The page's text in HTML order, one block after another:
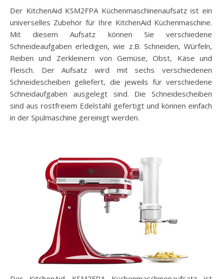
Der KitchenAid KSM2FPA Küchenmaschinenaufsatz ist ein
universelles Zubehör für Ihre KitchenAid Küchenmaschine.
Mit diesem Aufsatz können Sie verschiedene
Schneideaufgaben erledigen, wie z.B. Schneiden, Würfeln,
Reiben und Zerkleinern von Gemüse, Obst, Käse und
Fleisch. Der Aufsatz wird mit sechs verschiedenen
Schneidescheiben geliefert, die jeweils für verschiedene
Schneidaufgaben ausgelegt sind. Die Schneidescheiben
sind aus rostfreiem Edelstahl gefertigt und können einfach
in der Spülmaschine gereinigt werden.